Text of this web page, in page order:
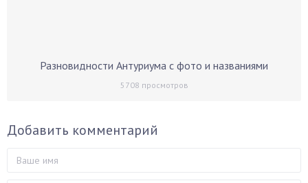
Разновидности Антуриума с фото и названиями
5708 просмотров
Добавить комментарий